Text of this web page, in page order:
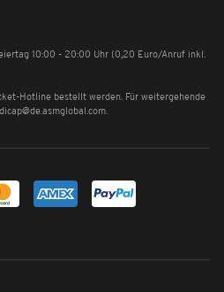
10:00 - 20:00 Uhr (0,20 Euro/Anruf inkl.
Hotline bestellt werden. Für weitergehende
.